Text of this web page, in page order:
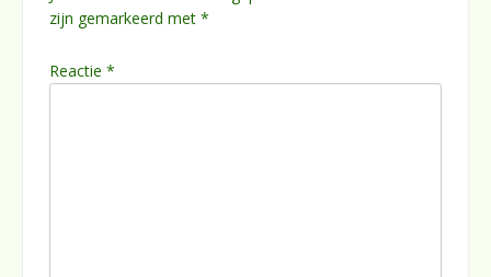
zijn gemarkeerd met *
Reactie *